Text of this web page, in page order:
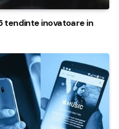
tendinte inovatoare in